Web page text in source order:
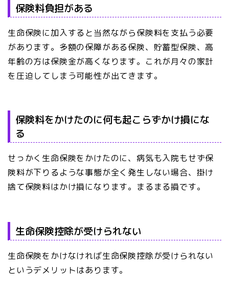
保険料負担がある
生命保険に加入すると当然ながら保険料を支払う必要
があります。多額の保障がある保険、貯蓄型保険、高
年齢の方は保険金が高くなります。これが月々の家計
を圧迫してしまう可能性が出てきます。
保険料をかけたのに何も起こらずかけ損にな
る
せっかく生命保険をかけたのに、病気も入院もせず保
険料が下りるような事態が全く発生しない場合、掛け
捨て保険料はかけ損になります。まるまる損です。
生命保険控除が受けられない
生命保険をかけなければ生命保険控除が受けられない
というデメリットはあります。